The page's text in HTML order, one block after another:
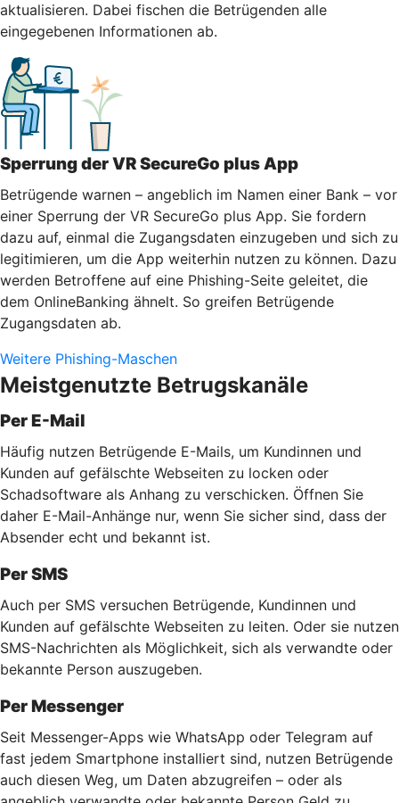
aktualisieren. Dabei fischen die Betrügenden alle
eingegebenen Informationen ab.
Sperrung der VR SecureGo plus App
Betrügende warnen – angeblich im Namen einer Bank – vor
einer Sperrung der VR SecureGo plus App. Sie fordern
dazu auf, einmal die Zugangsdaten einzugeben und sich zu
legitimieren, um die App weiterhin nutzen zu können. Dazu
werden Betroffene auf eine Phishing-Seite geleitet, die
dem OnlineBanking ähnelt. So greifen Betrügende
Zugangsdaten ab.
Weitere Phishing-Maschen
Meistgenutzte Betrugskanäle
Per E-Mail
Häufig nutzen Betrügende E-Mails, um Kundinnen und
Kunden auf gefälschte Webseiten zu locken oder
Schadsoftware als Anhang zu verschicken. Öffnen Sie
daher E-Mail-Anhänge nur, wenn Sie sicher sind, dass der
Absender echt und bekannt ist.
Per SMS
Auch per SMS versuchen Betrügende, Kundinnen und
Kunden auf gefälschte Webseiten zu leiten. Oder sie nutzen
SMS-Nachrichten als Möglichkeit, sich als verwandte oder
bekannte Person auszugeben.
Per Messenger
Seit Messenger-Apps wie WhatsApp oder Telegram auf
fast jedem Smartphone installiert sind, nutzen Betrügende
auch diesen Weg, um Daten abzugreifen – oder als